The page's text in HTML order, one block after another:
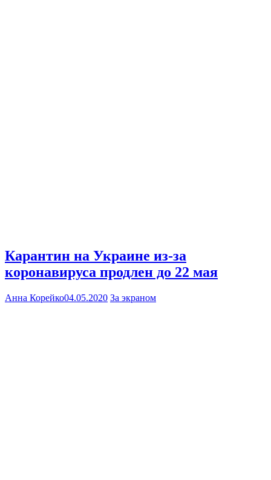
Карантин на Украине из-за
коронавируса продлен до 22 мая
Анна Корейко04.05.2020 За экраном